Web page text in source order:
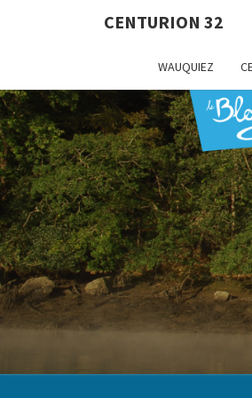
CENTURION 32
WAUQUIEZ